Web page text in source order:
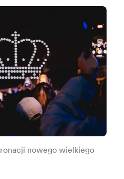
nowego wielkiego